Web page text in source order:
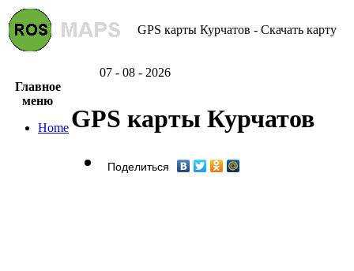
GPS карты Курчатов - Скачать карту
07 - 08 - 2026
Главное
меню
Home GPS карты Курчатов
Поделиться